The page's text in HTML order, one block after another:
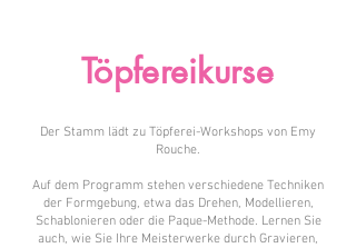
Töpfereikurse
Der Stamm lädt zu Töpferei-Workshops von Emy
Rouche.
Auf dem Programm stehen verschiedene Techniken
der Formgebung, etwa das Drehen, Modellieren,
Schablonieren oder die Paque-Methode. Lernen Sie
auch, wie Sie Ihre Meisterwerke durch Gravieren,